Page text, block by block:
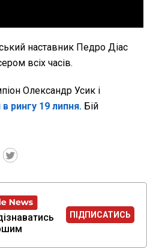
наставник Педро Діас
всіх часів.
Олександр Усик і
в рингу 19 липня. Бій
ПІДПИСАТИСЬ